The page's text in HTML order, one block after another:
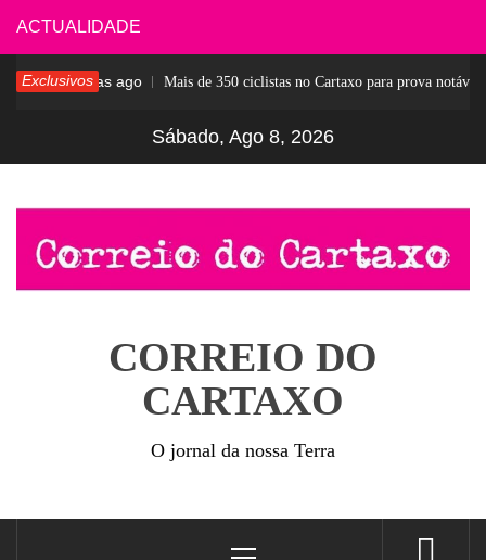
Skip
to
content
ACTUALIDADE
Exclusivos6 dias ago Mais de 350 ciclistas no Cartaxo para prova notável
Sábado, Ago 8, 2026
CORREIO DO
CARTAXO
O jornal da nossa Terra